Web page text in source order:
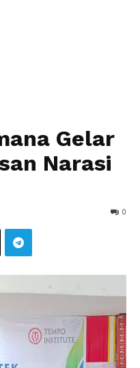
Gelar
Narasi
0